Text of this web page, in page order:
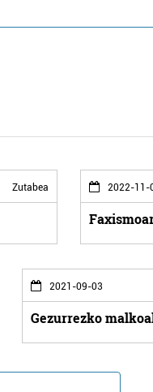
Zutabea 2022-11-
2021-09-03
Gezurrezko